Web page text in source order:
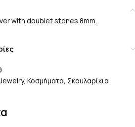
with doublet stones 8mm.
, Κοσμήματα, Σκουλαρίκια